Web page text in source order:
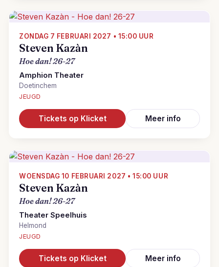
ZONDAG 7 FEBRUARI 2027 • 15:00 UUR
Steven Kazàn
Hoe dan! 26-27
Amphion Theater
Doetinchem
JEUGD
Tickets op Klicket Meer info
WOENSDAG 10 FEBRUARI 2027 • 15:00 UUR
Steven Kazàn
Hoe dan! 26-27
Theater Speelhuis
Helmond
JEUGD
Tickets op Klicket Meer info